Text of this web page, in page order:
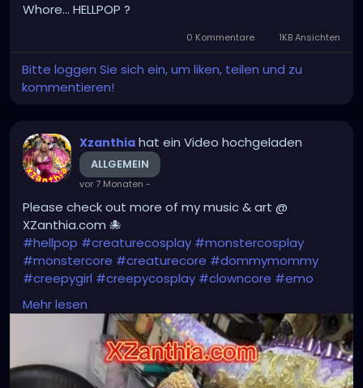
Whore... HELLPOP ?
0 Kommentare 1KB Ansichten
Bitte loggen Sie sich ein, um liken, teilen und zu
kommentieren!
Xzanthia hat ein Video hochgeladen
ALLGEMEIN
vor 7 Monaten -
Please check out more of my music & art @
XZanthia.com 🐙
#hellpop #creaturecosplay #monstercosplay
#monstercore #creaturecore #dommymommy
#creepygirl #creepycosplay #clowncore #emo
#gothchick
Mehr lesen